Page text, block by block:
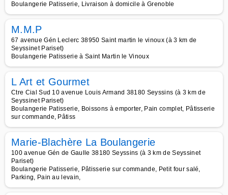
Boulangerie Patisserie, Livraison à domicile à Grenoble
M.M.P
67 avenue Gén Leclerc 38950 Saint martin le vinoux (à 3 km de
Seyssinet Pariset)
Boulangerie Patisserie à Saint Martin le Vinoux
L Art et Gourmet
Ctre Cial Sud 10 avenue Louis Armand 38180 Seyssins (à 3 km de
Seyssinet Pariset)
Boulangerie Patisserie, Boissons à emporter, Pain complet, Pâtisserie
sur commande, Pâtiss
Marie-Blachère La Boulangerie
100 avenue Gén de Gaulle 38180 Seyssins (à 3 km de Seyssinet
Pariset)
Boulangerie Patisserie, Pâtisserie sur commande, Petit four salé,
Parking, Pain au levain,